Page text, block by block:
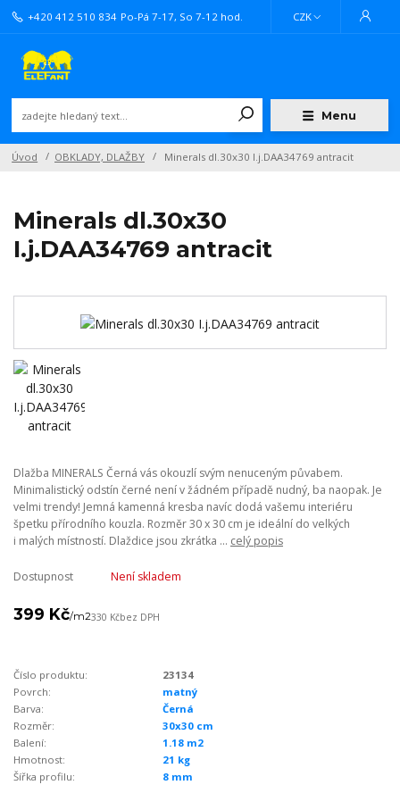
Menu
CZK
+420 412 510 834 Po-Pá 7-17, So 7-12 hod.
Úvod OBKLADY, DLAŽBY Minerals dl.30x30 I.j.DAA34769 antracit
Minerals dl.30x30
I.j.DAA34769 antracit
Dlažba MINERALS Černá vás okouzlí svým nenuceným půvabem.
Minimalistický odstín černé není v žádném případě nudný, ba naopak. Je
velmi trendy! Jemná kamenná kresba navíc dodá vašemu interiéru
špetku přírodního kouzla. Rozměr 30 x 30 cm je ideální do velkých
i malých místností. Dlaždice jsou zkrátka ... celý popis
Dostupnost Není skladem
399 Kč/m2330 Kčbez DPH
Číslo produktu:
23134
Povrch:
matný
Barva:
Černá
Rozměr:
30x30 cm
Balení:
1.18 m2
Hmotnost:
21 kg
Šířka profilu:
8 mm